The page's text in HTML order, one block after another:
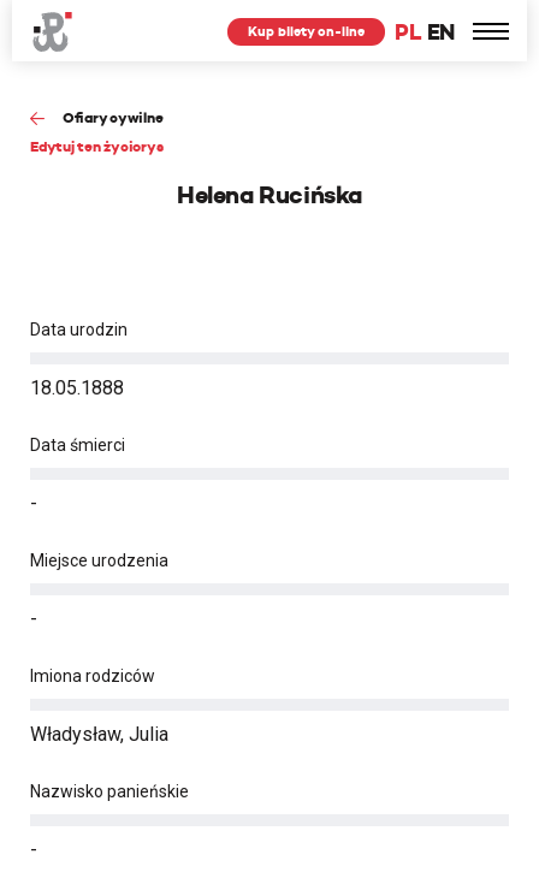
PL EN
Kup bilety on-line
Ofiary cywilne
Edytuj ten życiorys
Helena Rucińska
Data urodzin
18.05.1888
Data śmierci
-
Miejsce urodzenia
-
Imiona rodziców
Władysław, Julia
Nazwisko panieńskie
-